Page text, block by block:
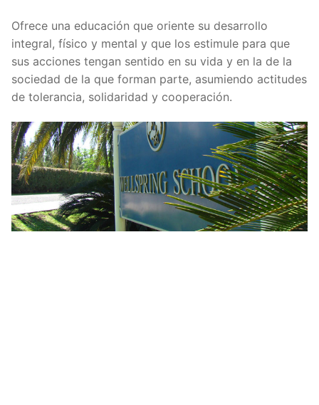
Ofrece una educación que oriente su desarrollo
integral, físico y mental y que los estimule para que
sus acciones tengan sentido en su vida y en la de la
sociedad de la que forman parte, asumiendo actitudes
de tolerancia, solidaridad y cooperación.